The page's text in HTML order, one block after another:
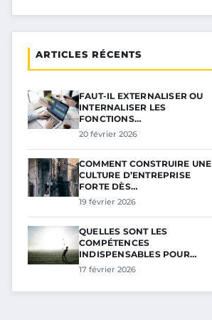
ARTICLES RÉCENTS
FAUT-IL EXTERNALISER OU
INTERNALISER LES
FONCTIONS…
20 février 2026
COMMENT CONSTRUIRE UNE
CULTURE D’ENTREPRISE
FORTE DÈS…
19 février 2026
QUELLES SONT LES
COMPÉTENCES
INDISPENSABLES POUR…
17 février 2026